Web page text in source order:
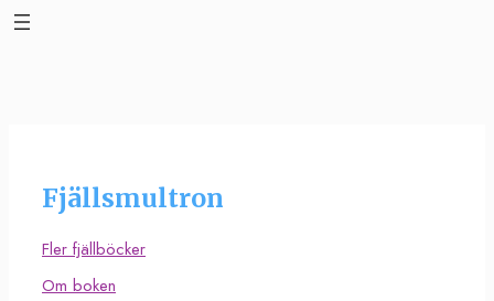
Hoppa
till
Fjällsmultron
Fler fjällböcker
Om boken